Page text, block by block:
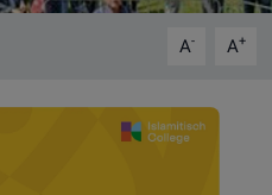
A- A+